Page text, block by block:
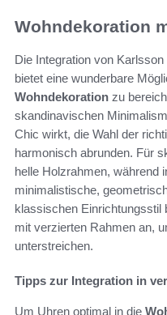
Wohndekoration
Die Integration von
bietet eine wunderbare
Wohndekoration zu
skandinavischen
Chic wirkt, die Wahl der
harmonisch abrunden. Für
helle Holzrahmen, während
minimalistische,
klassischen Einrichtungsstil
mit verzierten Rahmen an,
unterstreichen.
Tipps zur Integration in
Um Uhren optimal in die